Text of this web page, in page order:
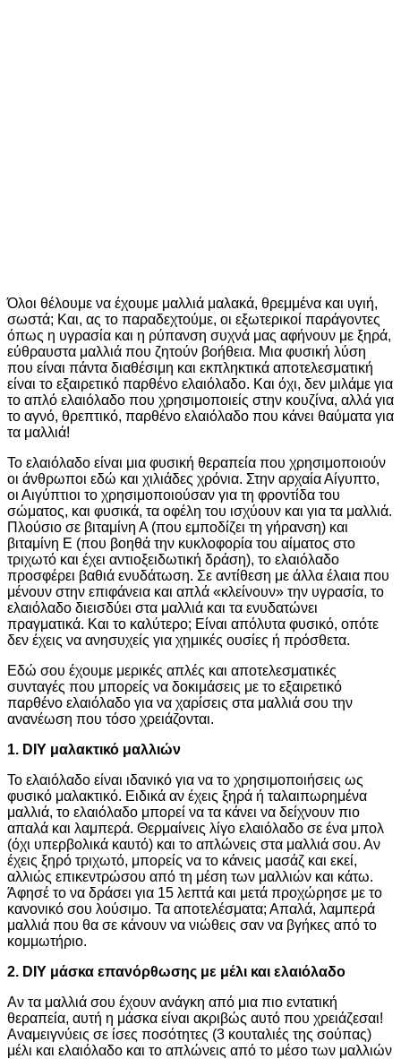
Όλοι θέλουμε να έχουμε μαλλιά μαλακά, θρεμμένα και υγιή,
σωστά; Και, ας το παραδεχτούμε, οι εξωτερικοί παράγοντες
όπως η υγρασία και η ρύπανση συχνά μας αφήνουν με ξηρά,
εύθραυστα μαλλιά που ζητούν βοήθεια. Μια φυσική λύση
που είναι πάντα διαθέσιμη και εκπληκτικά αποτελεσματική
είναι το εξαιρετικό παρθένο ελαιόλαδο. Και όχι, δεν μιλάμε για
το απλό ελαιόλαδο που χρησιμοποιείς στην κουζίνα, αλλά για
το αγνό, θρεπτικό, παρθένο ελαιόλαδο που κάνει θαύματα για
τα μαλλιά!
Το ελαιόλαδο είναι μια φυσική θεραπεία που χρησιμοποιούν
οι άνθρωποι εδώ και χιλιάδες χρόνια. Στην αρχαία Αίγυπτο,
οι Αιγύπτιοι το χρησιμοποιούσαν για τη φροντίδα του
σώματος, και φυσικά, τα οφέλη του ισχύουν και για τα μαλλιά.
Πλούσιο σε βιταμίνη Α (που εμποδίζει τη γήρανση) και
βιταμίνη Ε (που βοηθά την κυκλοφορία του αίματος στο
τριχωτό και έχει αντιοξειδωτική δράση), το ελαιόλαδο
προσφέρει βαθιά ενυδάτωση. Σε αντίθεση με άλλα έλαια που
μένουν στην επιφάνεια και απλά «κλείνουν» την υγρασία, το
ελαιόλαδο διεισδύει στα μαλλιά και τα ενυδατώνει
πραγματικά. Και το καλύτερο; Είναι απόλυτα φυσικό, οπότε
δεν έχεις να ανησυχείς για χημικές ουσίες ή πρόσθετα.
Εδώ σου έχουμε μερικές απλές και αποτελεσματικές
συνταγές που μπορείς να δοκιμάσεις με το εξαιρετικό
παρθένο ελαιόλαδο για να χαρίσεις στα μαλλιά σου την
ανανέωση που τόσο χρειάζονται.
1. DIY μαλακτικό μαλλιών
Το ελαιόλαδο είναι ιδανικό για να το χρησιμοποιήσεις ως
φυσικό μαλακτικό. Ειδικά αν έχεις ξηρά ή ταλαιπωρημένα
μαλλιά, το ελαιόλαδο μπορεί να τα κάνει να δείχνουν πιο
απαλά και λαμπερά. Θερμαίνεις λίγο ελαιόλαδο σε ένα μπολ
(όχι υπερβολικά καυτό) και το απλώνεις στα μαλλιά σου. Αν
έχεις ξηρό τριχωτό, μπορείς να το κάνεις μασάζ και εκεί,
αλλιώς επικεντρώσου από τη μέση των μαλλιών και κάτω.
Άφησέ το να δράσει για 15 λεπτά και μετά προχώρησε με το
κανονικό σου λούσιμο. Τα αποτελέσματα; Απαλά, λαμπερά
μαλλιά που θα σε κάνουν να νιώθεις σαν να βγήκες από το
κομμωτήριο.
2. DIY μάσκα επανόρθωσης με μέλι και ελαιόλαδο
Αν τα μαλλιά σου έχουν ανάγκη από μια πιο εντατική
θεραπεία, αυτή η μάσκα είναι ακριβώς αυτό που χρειάζεσαι!
Αναμειγνύεις σε ίσες ποσότητες (3 κουταλιές της σούπας)
μέλι και ελαιόλαδο και το απλώνεις από το μέσο των μαλλιών